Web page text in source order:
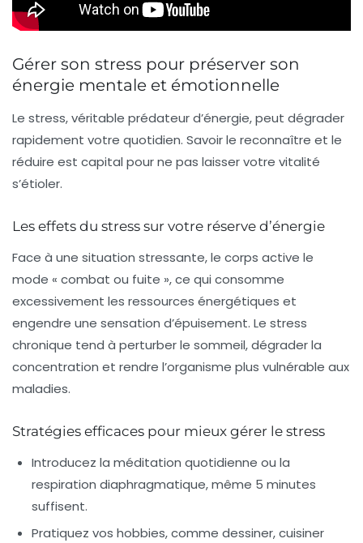
Gérer son stress pour préserver son
énergie mentale et émotionnelle
Le stress, véritable prédateur d’énergie, peut dégrader
rapidement votre quotidien. Savoir le reconnaître et le
réduire est capital pour ne pas laisser votre vitalité
s’étioler.
Les effets du stress sur votre réserve d’énergie
Face à une situation stressante, le corps active le
mode « combat ou fuite », ce qui consomme
excessivement les ressources énergétiques et
engendre une sensation d’épuisement. Le stress
chronique tend à perturber le sommeil, dégrader la
concentration et rendre l’organisme plus vulnérable aux
maladies.
Stratégies efficaces pour mieux gérer le stress
Introducez la méditation quotidienne ou la
respiration diaphragmatique, même 5 minutes
suffisent.
Pratiquez vos hobbies, comme dessiner, cuisiner